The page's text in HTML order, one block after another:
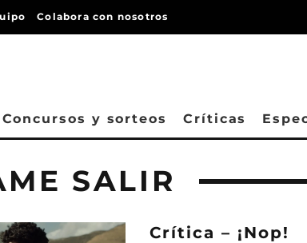
Colabora con nosotros
Concursos y sorteos Críticas
SALIR
Crítica – ¡Nop!